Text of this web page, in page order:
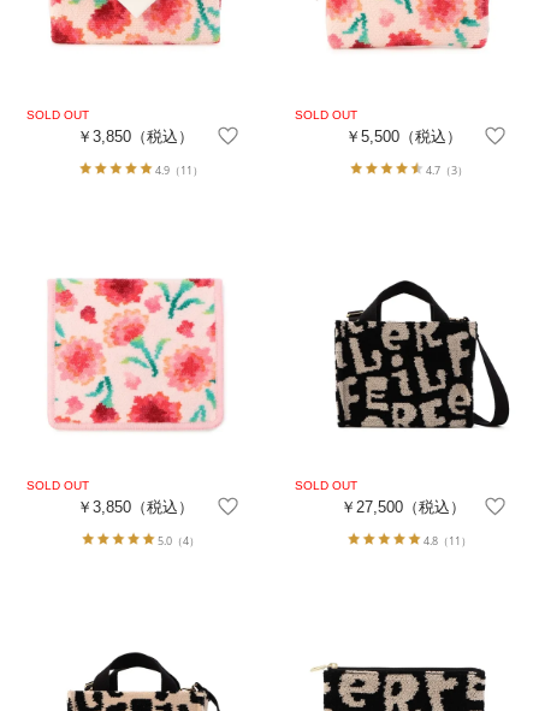
￥3,850 （税込）
4.9（11）
￥5,500（税込）
4.7（3）
￥3,850 （税込）
5.0 （4）
￥27,500 （税込）
4.8（11）